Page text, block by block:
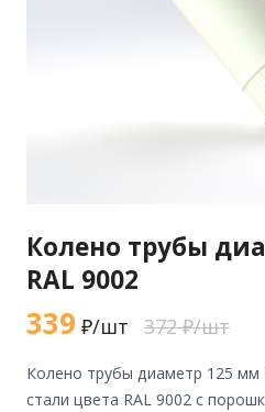
Колено трубы
RAL 9002
339 ₽/шт 372 ₽/шт
колено трубы диаметр 125 мм RAL 9002 из оцинкованной
стали цвета RAL 9002 с